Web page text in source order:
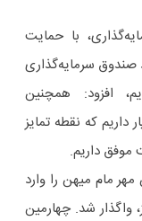
با حمایت
صندوق سرمایه‌گذاری
افزود: همچنین
داریم که نقطه تمایز
مام میهن را وارد
واگذار شد. چهارمین